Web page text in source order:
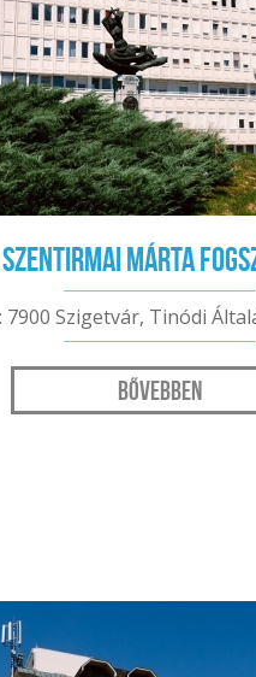
Márta
7900 Szigetvár, Tinódi
Bővebben